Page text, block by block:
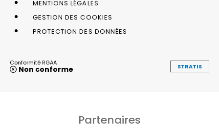
MENTIONS LÉGALES
GESTION DES COOKIES
PROTECTION DES DONNÉES
Conformité RGAA
Non conforme STRATIS
Partenaires